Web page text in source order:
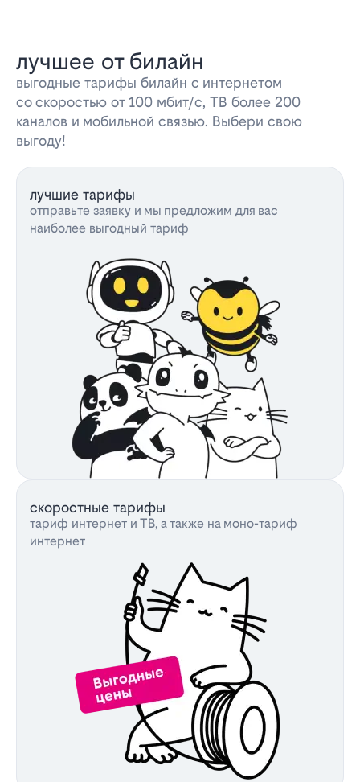
лучшее от билайн
выгодные тарифы билайн с интернетом
со скоростью от 100 мбит/с, ТВ более 200
каналов и мобильной связью. Выбери свою
выгоду!
лучшие тарифы
отправьте заявку и мы предложим для вас
наиболее выгодный тариф
скоростные тарифы
тариф интернет и ТВ, а также на моно-тариф
интернет